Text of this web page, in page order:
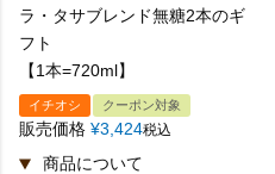
ラ・タサブレンド無糖2本のギ
フト
【1本=720ml】
イチオシ クーポン対象
販売価格 ¥3,424税込